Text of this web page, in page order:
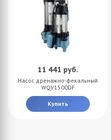
11 441 руб.
Насос дренажно-фекальный
WQV1500DF
Купить